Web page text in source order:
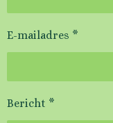
E-mailadres *
Bericht *